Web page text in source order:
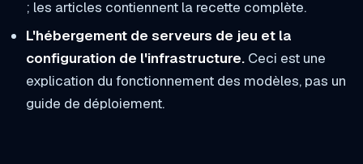
; les articles contiennent la recette complète.
L'hébergement de serveurs de jeu et la
configuration de l'infrastructure.Ceci est une
explication du fonctionnement des modèles, pas un
guide de déploiement.